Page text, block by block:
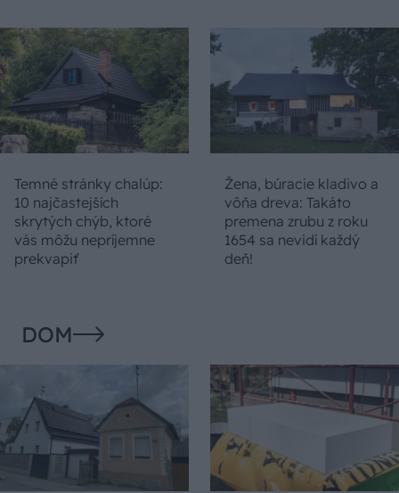
Temné stránky chalúp:
10 najčastejších
skrytých chýb, ktoré
vás môžu nepríjemne
prekvapiť
Žena, búracie kladivo a
vôňa dreva: Takáto
premena zrubu z roku
1654 sa nevidí každý
deň!
DOM